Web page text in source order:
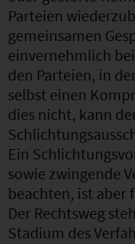
Parteien
gemeinsamen
einvernehmlich
den Parteien, in
selbst einen
dies nicht, kann
Ein
sowie zwingende
beachten, ist aber
Der Rechtsweg
Stadium des